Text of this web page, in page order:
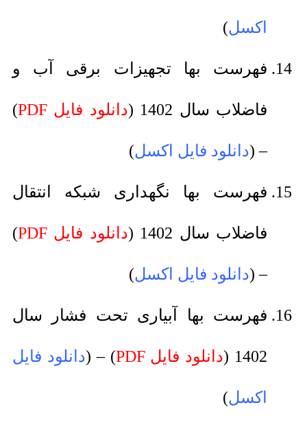
اکسل)
فهرست بها تجهیزات برقی آب و
فاضلاب سال 1402 ( دانلود فایل PDF )
– (دانلود فایل اکسل)
فهرست بها نگهداری شبکه انتقال
فاضلاب سال 1402 ( دانلود فایل PDF )
– (دانلود فایل اکسل)
فهرست بها آبیاری تحت فشار سال
1402 ( دانلود فایل PDF ) – (دانلود فایل
اکسل)